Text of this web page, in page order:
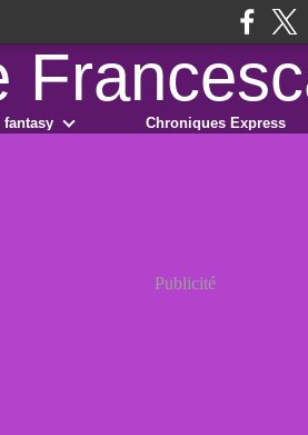
fantasy Chroniques Express
Publicité